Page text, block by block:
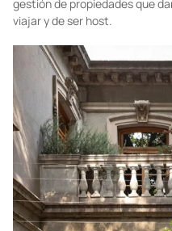
gestión de propiedades que
viajar y de ser host.